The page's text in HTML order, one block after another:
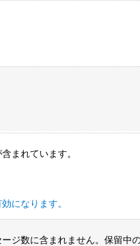
まれています。
になります。
ジ数に含まれません。保留中